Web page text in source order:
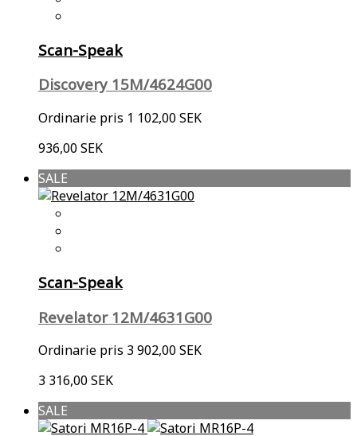
Scan-Speak
Discovery 15M/4624G00
Ordinarie pris 1 102,00 SEK
936,00 SEK
SALE
Scan-Speak
Revelator 12M/4631G00
Ordinarie pris 3 902,00 SEK
3 316,00 SEK
SALE